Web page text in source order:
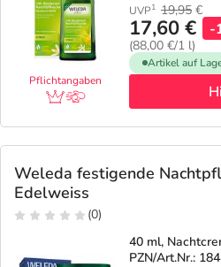
Pflichtangaben
UVP1 19,95 €
17,60 €
(88,00 €/1 l)
-
Artikel auf
Weleda festigende
Edelweiss
(0)
40 ml,
PZN/Art.Nr.: